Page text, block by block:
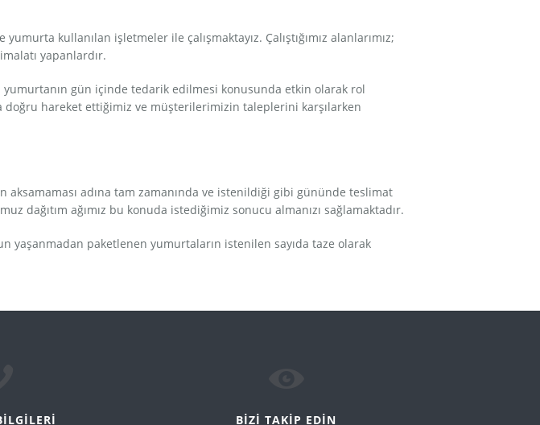
kullanılan işletmeler ile çalışmaktayız. Çalıştığımız alanlarımız;
yapanlardır.
yumurtanın gün içinde tedarik edilmesi konusunda etkin olarak rol
doğru hareket ettiğimiz ve müşterilerimizin taleplerini karşılarken
aksamaması adına tam zamanında ve istenildiği gibi gününde teslimat
dağıtım ağımız bu konuda istediğimiz sonucu almanızı sağlamaktadır.
paketlenen yumurtaların istenilen sayıda taze olarak
BİZİ TAKİP EDİN